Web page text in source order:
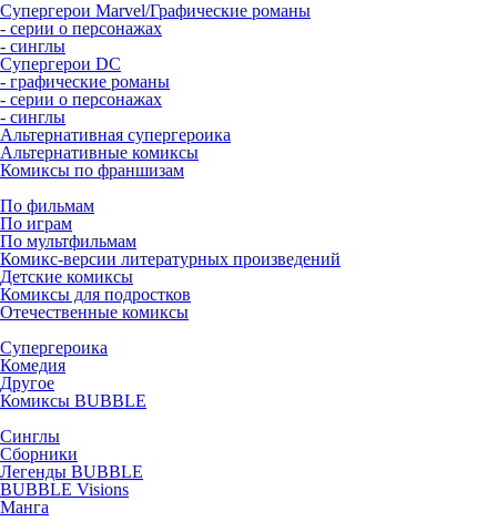
Супергерои Marvel/Графические романы
- серии о персонажах
- синглы
Супергерои DC
- графические романы
- серии о персонажах
- синглы
Альтернативная супергероика
Альтернативные комиксы
Комиксы по франшизам
По фильмам
По играм
По мультфильмам
Комикс-версии литературных произведений
Детские комиксы
Комиксы для подростков
Отечественные комиксы
Супергероика
Комедия
Другое
Комиксы BUBBLE
Синглы
Сборники
Легенды BUBBLE
BUBBLE Visions
Манга